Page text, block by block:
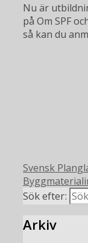
Nu är
på Om SPF
så kan du
Svensk
Sök efter:
Arkiv